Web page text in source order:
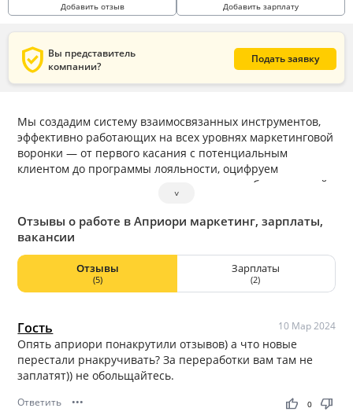
Добавить отзыв Добавить зарплату
verified_user Вы представитель
компании?
Подать заявку
Мы создадим систему взаимосвязанных инструментов,
эффективно работающих на всех уровнях маркетинговой
воронки — от первого касания с потенциальным
клиентом до программы лояльности, оцифруем
результаты, проложим путь к достижению бизнес-целей
и масштабированию бизнеса.˅
Отзывы о работе в Априори маркетинг, зарплаты,
вакансии
Отзывы
(5)
Зарплаты
(2)
Гость 10 Мар 2024
Опять априори понакрутили отзывов) а что новые
перестали рнакручивать? За переработки вам там не
заплатят)) не обольщайтесь.
Ответить ••• thumb_up thumb_down
0